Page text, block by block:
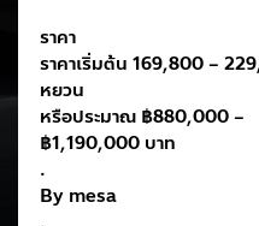
ราคา
ราคาเริ่มต้น 169,800 –
หยวน
หรือประมาณ ฿880,000 –
฿1,190,000 บาท
.
By mesa